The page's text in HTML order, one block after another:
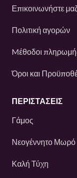
Επικοινωνήστε
Πολιτική αγορών
Mέθοδοι
Όροι και
ΠΕΡΙΣΤΆΣΕΙΣ
Γάμος
Νεογέννητο Μωρό
Καλή Τύχη